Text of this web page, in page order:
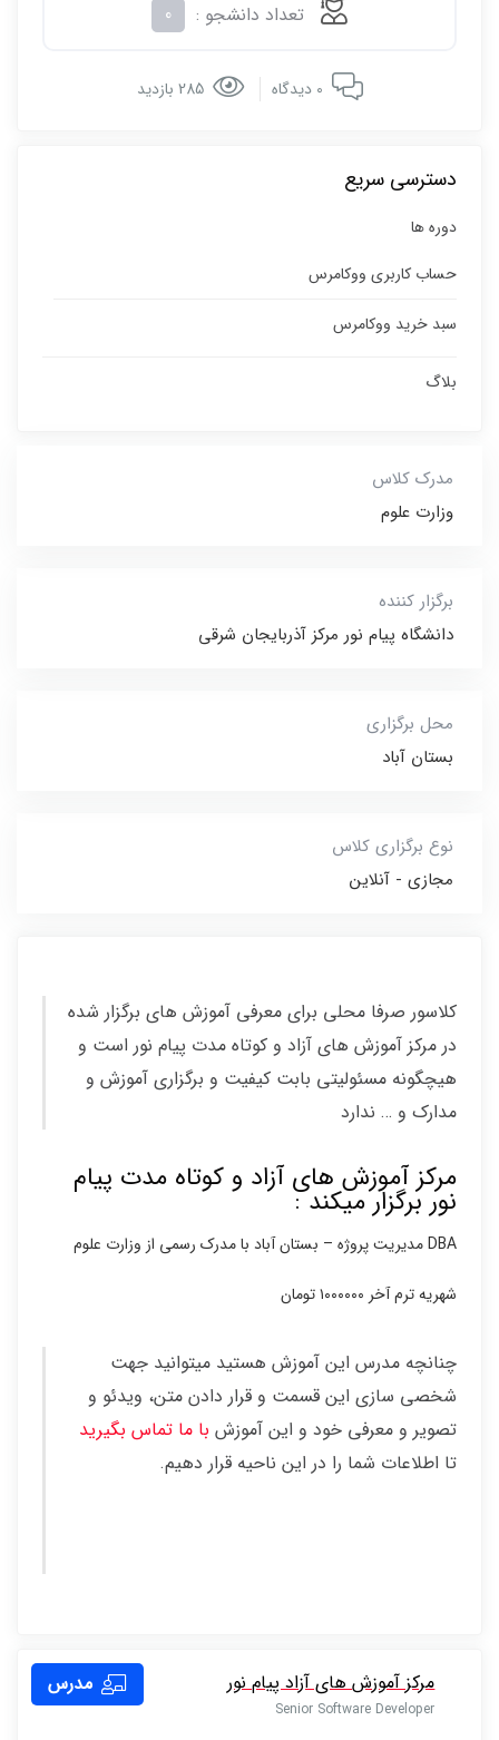
تعداد دانشجو : 0
285 بازدید
دسترسی سریع
دوره ها
حساب کاربری ووکامرس
سبد خرید ووکامرس
بلاگ
مدرک کلاس
وزارت علوم
برگزار کننده
دانشگاه پیام نور مرکز آذربایجان شرقی
محل برگزاری
بستان آباد
نوع برگزاری کلاس
مجازی - آنلاین
کلاسور صرفا محلی برای معرفی آموزش های برگزار شده
در مرکز آموزش های آزاد و کوتاه مدت پیام نور است و
هیچگونه مسئولیتی بابت کیفیت و برگزاری آموزش و
مدارک و … ندارد
مرکز آموزش های آزاد و کوتاه مدت پیام
نور برگزار میکند :
DBA مدیریت پروژه – بستان آباد با مدرک رسمی از وزارت علوم
شهریه ترم آخر ۱۰۰۰۰۰۰ تومان
چنانچه مدرس این آموزش هستید میتوانید جهت
شخصی سازی این قسمت و قرار دادن متن، ویدئو و
تصویر و معرفی خود و این آموزش با ما تماس بگیرید
تا اطلاعات شما را در این ناحیه قرار دهیم.
مدرس مرکز آموزش های آزاد پیام نور
Senior Software Developer